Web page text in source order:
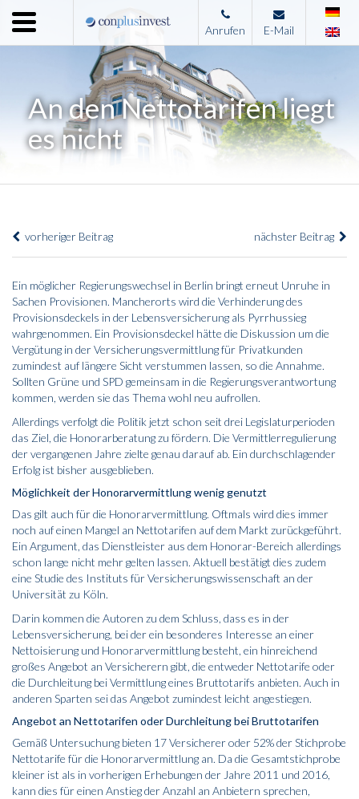
Menu
Home
Leistungen
Immobilienangebote
Kontakt
Anrufen E-Mail
An den Nettotarifen liegt
es nicht
vorheriger Beitrag nächster Beitrag
Ein möglicher Regierungswechsel in Berlin bringt erneut Unruhe in
Sachen Provisionen. Mancherorts wird die Verhinderung des
Provisionsdeckels in der Lebensversicherung als Pyrrhussieg
wahrgenommen. Ein Provisionsdeckel hätte die Diskussion um die
Vergütung in der Versicherungsvermittlung für Privatkunden
zumindest auf längere Sicht verstummen lassen, so die Annahme.
Sollten Grüne und SPD gemeinsam in die Regierungsverantwortung
kommen, werden sie das Thema wohl neu aufrollen.
Allerdings verfolgt die Politik jetzt schon seit drei Legislaturperioden
das Ziel, die Honorarberatung zu fördern. Die Vermittlerregulierung
der vergangenen Jahre zielte genau darauf ab. Ein durchschlagender
Erfolg ist bisher ausgeblieben.
Möglichkeit der Honorarvermittlung wenig genutzt
Das gilt auch für die Honorarvermittlung. Oftmals wird dies immer
noch auf einen Mangel an Nettotarifen auf dem Markt zurückgeführt.
Ein Argument, das Dienstleister aus dem Honorar-Bereich allerdings
schon lange nicht mehr gelten lassen. Aktuell bestätigt dies zudem
eine Studie des Instituts für Versicherungswissenschaft an der
Universität zu Köln.
Darin kommen die Autoren zu dem Schluss, dass es in der
Lebensversicherung, bei der ein besonderes Interesse an einer
Nettoisierung und Honorarvermittlung besteht, ein hinreichend
großes Angebot an Versicherern gibt, die entweder Nettotarife oder
die Durchleitung bei Vermittlung eines Bruttotarifs anbieten. Auch in
anderen Sparten sei das Angebot zumindest leicht angestiegen.
Angebot an Nettotarifen oder Durchleitung bei Bruttotarifen
Gemäß Untersuchung bieten 17 Versicherer oder 52% der Stichprobe
Nettotarife für die Honorarvermittlung an. Da die Gesamtstichprobe
kleiner ist als in vorherigen Erhebungen der Jahre 2011 und 2016,
kann dies für einen Anstieg der Anzahl an Anbietern sprechen,